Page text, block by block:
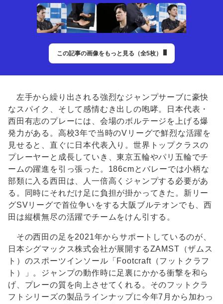
この記事の画像をもっと見る（全5枚）
左手から繰り出される強烈なジャンプサーブに豪快
なスパイク、そして感情むき出しの咆哮。日本代表・
西田有志のプレーには、会場のボルテージを上げる爆
発力がある。高校3年で当時のVリーグで鮮烈な活躍を
見せると、直ぐに日本代表入り。世界トップクラスの
プレーヤーと成長していき、東京五輪やパリ五輪でチ
ームの躍進を引っ張った。186cmとバレーでは小柄な
部類に入る西田は、人一倍高くジャンプする必要があ
る。同時にそれだけ足に負担が掛かってきた。新リー
グSVリーグで首位争いをする大阪ブルテオンでも、西
田は縦横無尽の活躍でチームをけん引する。
その西田の足を2021年からサポートしているのが、
日本シグマックス株式会社が展開するZAMST（ザムス
ト）のスポーツインソール「Footcraft（フットクラフ
ト）」。ジャンプの動作時に足裏にかかる衝撃を和ら
げ、プレーの質を向上させてくれる。そのフットクラ
フトシリーズの製品ラインナップに今年7月から加わっ